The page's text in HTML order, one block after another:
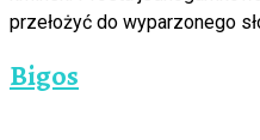
przełożyć do wyparzonego
Bigos